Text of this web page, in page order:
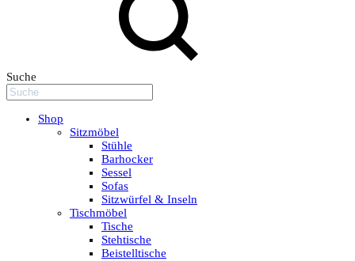
Suche
Shop
Sitzmöbel
Stühle
Barhocker
Sessel
Sofas
Sitzwürfel & Inseln
Tischmöbel
Tische
Stehtische
Beistelltische